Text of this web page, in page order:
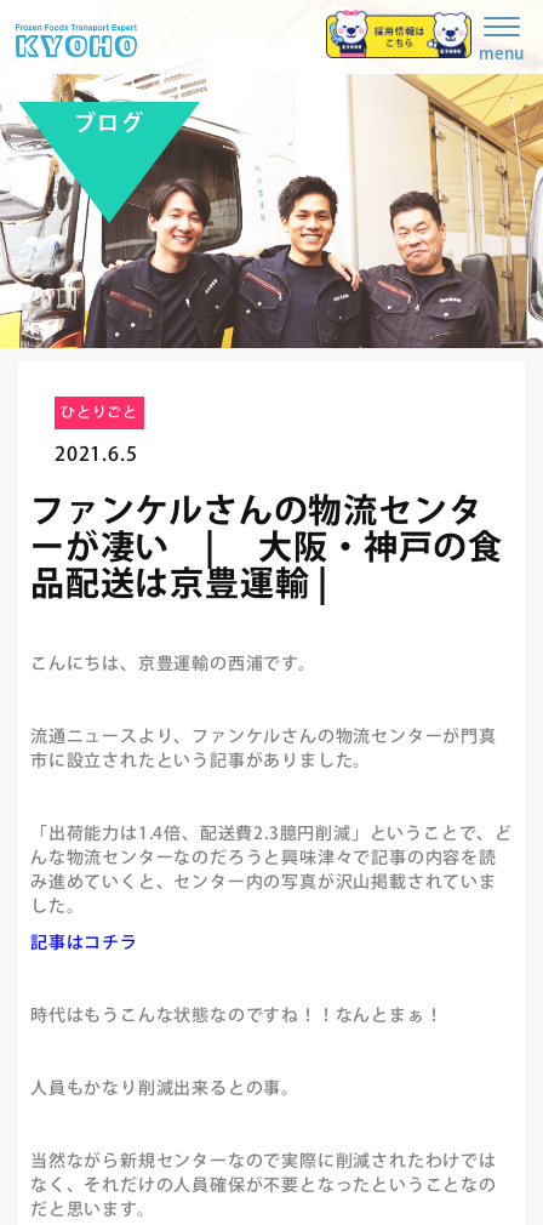
menu
ブログ
ひとりごと
2021.6.5
ファンケルさんの物流センタ
ーが凄い | 大阪・神戸の食
品配送は京豊運輸 |
こんにちは、京豊運輸の西浦です。
流通ニュースより、ファンケルさんの物流センターが門真
市に設立されたという記事がありました。
「出荷能力は1.4倍、配送費2.3臆円削減」ということで、ど
んな物流センターなのだろうと興味津々で記事の内容を読
み進めていくと、センター内の写真が沢山掲載されていま
した。
記事はコチラ
時代はもうこんな状態なのですね！！なんとまぁ！
人員もかなり削減出来るとの事。
当然ながら新規センターなので実際に削減されたわけでは
なく、それだけの人員確保が不要となったということなの
だと思います。